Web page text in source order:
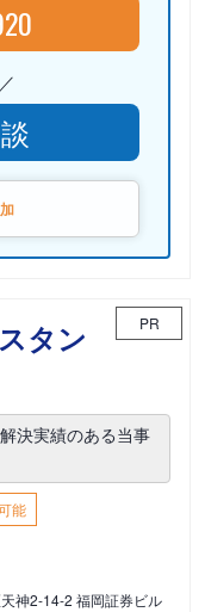
タン
PR
決実績のある当事
能
神2-14-2 福岡証券ビル